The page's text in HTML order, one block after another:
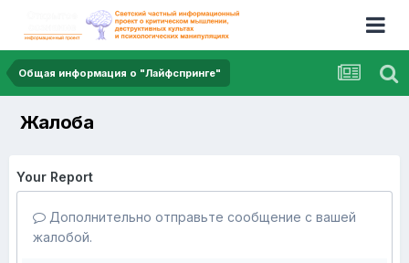
Общая информация о "Лайфспринге"
Жалоба
Your Report
Дополнительно отправьте сообщение с вашей
жалобой.